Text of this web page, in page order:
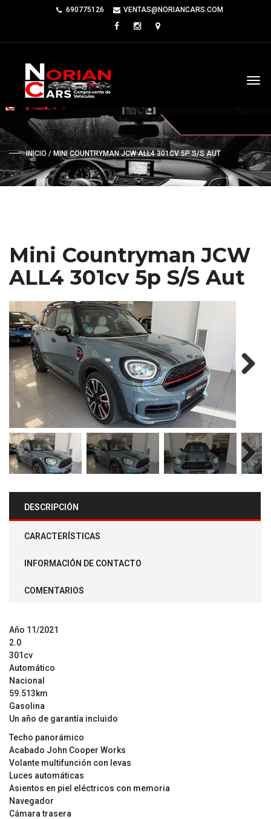
690775126 VENTAS@NORIANCARS.COM
INICIO / MINI COUNTRYMAN JCW ALL4 301CV 5P S/S AUT
Mini Countryman JCW
ALL4 301cv 5p S/S Aut
Next
DESCRIPCIÓN
CARACTERÍSTICAS
INFORMACIÓN DE CONTACTO
COMENTARIOS
Año 11/2021
2.0
301cv
Automático
Nacional
59.513km
Gasolina
Un año de garantía incluido
Techo panorámico
Acabado John Cooper Works
Volante multifunción con levas
Luces automáticas
Asientos en piel eléctricos con memoria
Navegador
Cámara trasera